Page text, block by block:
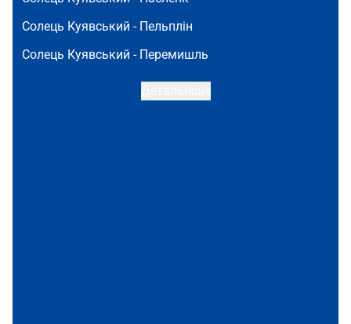
Солець Куявський - Пельплін
Солець Куявський - Перемишль